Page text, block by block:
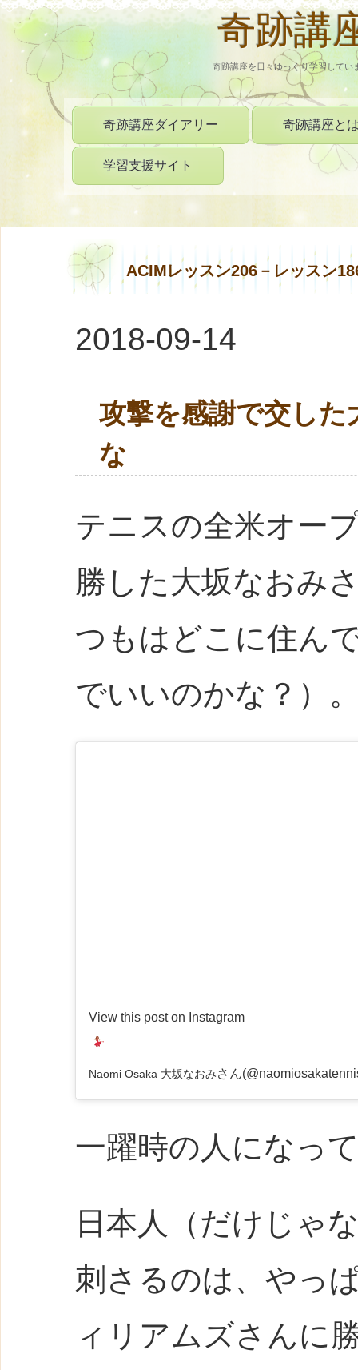
奇跡講
奇跡講座を日々ゆっくり学習してい
奇跡講座ダイアリー 奇跡講座と
学習支援サイト
ACIMレッスン206－レッスン
2018-09-14
攻撃を感謝で交し
な
テニスの全米オー
勝した大坂なおみ
つもはどこに住ん
でいいのかな？）
View this post on Instagram
Naomi Osaka 大坂なおみさん
一躍時の人になっ
日本人（だけじゃ
刺さるのは、やっ
ィリアムズさんに